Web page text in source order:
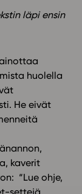
läpi ensin
huolella
He eivät
kaverit
“Lue ohje,